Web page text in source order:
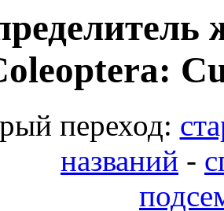
переход:
названий -